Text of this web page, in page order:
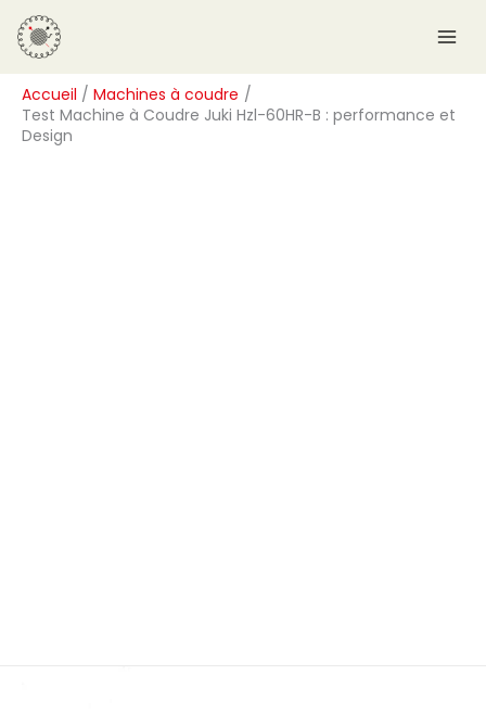
Aller
au
contenu
Accueil
Machines à coudre
Test Machine à Coudre Juki Hzl-60HR-B : performance et
Design
R
e
c
h
e